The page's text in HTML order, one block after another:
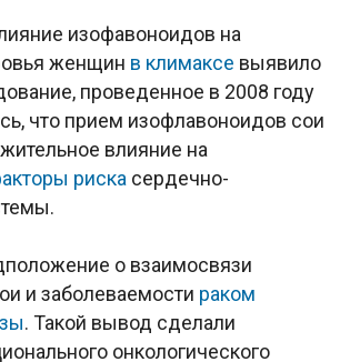
изофавоноидов на
женщин в климаксе выявило
проведенное в 2008 году
что прием изофлавоноидов сои
влияние на
риска сердечно-
о взаимосвязи
и заболеваемости раком
. Такой вывод сделали
онкологического